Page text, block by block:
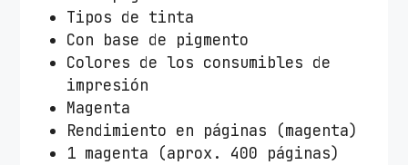
Tipos de tinta
Con base de pigmento
Colores de los consumibles de
impresión
Magenta
Rendimiento en páginas (magenta)
1 magenta (aprox. 400 páginas)